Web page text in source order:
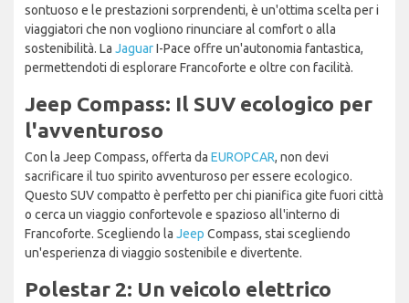
sontuoso e le prestazioni sorprendenti, è un'ottima scelta per i
viaggiatori che non vogliono rinunciare al comfort o alla
sostenibilità. La JaguarI-Pace offre un'autonomia fantastica,
permettendoti di esplorare Francoforte e oltre con facilità.
Jeep Compass: Il SUV ecologico per
l'avventuroso
Con la Jeep Compass, offerta da EUROPCAR, non devi
sacrificare il tuo spirito avventuroso per essere ecologico.
Questo SUV compatto è perfetto per chi pianifica gite fuori città
o cerca un viaggio confortevole e spazioso all'interno di
Francoforte. Scegliendo la Jeep Compass, stai scegliendo
un'esperienza di viaggio sostenibile e divertente.
Polestar 2: Un veicolo elettrico